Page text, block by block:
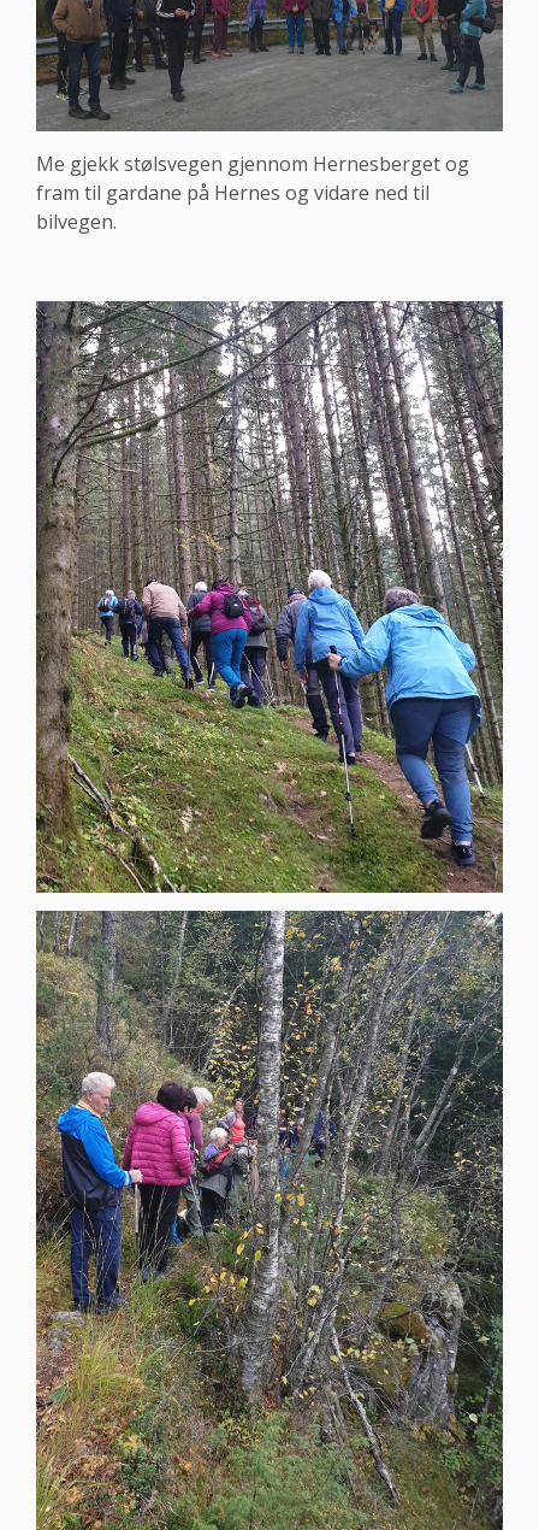
Me gjekk stølsvegen gjennom Hernesberget og
fram til gardane på Hernes og vidare ned til
bilvegen.